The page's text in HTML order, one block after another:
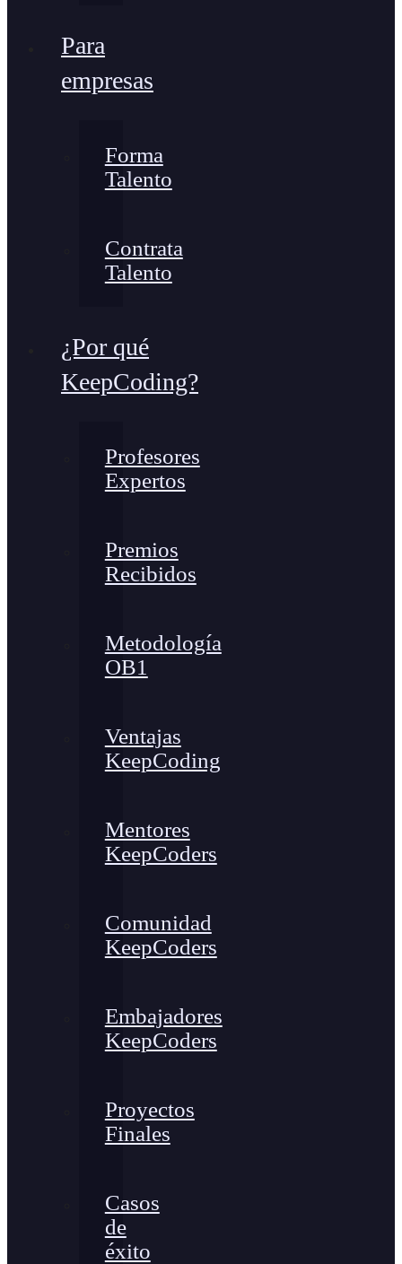
Para
empresas
Forma
Talento
Contrata
Talento
¿Por qué
KeepCoding?
Profesores
Expertos
Premios
Recibidos
Metodología
OB1
Ventajas
KeepCoding
Mentores
KeepCoders
Comunidad
KeepCoders
Embajadores
KeepCoders
Proyectos
Finales
Casos
de
éxito